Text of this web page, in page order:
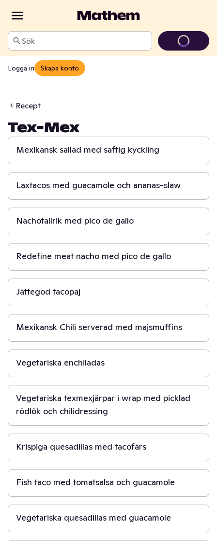
Sök
Logga in Skapa konto
Recept
Tex-Mex
25 min
Mexikansk sallad med saftig kyckling
15 min
Laxtacos med guacamole och ananas-slaw
30 min
Nachotallrik med pico de gallo
30 min
Redefine meat nacho med pico de gallo
1 t
Jättegod tacopaj
1 t 30 min
Mexikansk Chili serverad med majsmuffins
30 min
Vegetariska enchiladas
45 min
Vegetariska texmexjärpar i wrap med picklad
rödlök och chilidressing
30 min
Krispiga quesadillas med tacofärs
30 min
Fish taco med tomatsalsa och guacamole
30 min
Vegetariska quesadillas med guacamole
45 min